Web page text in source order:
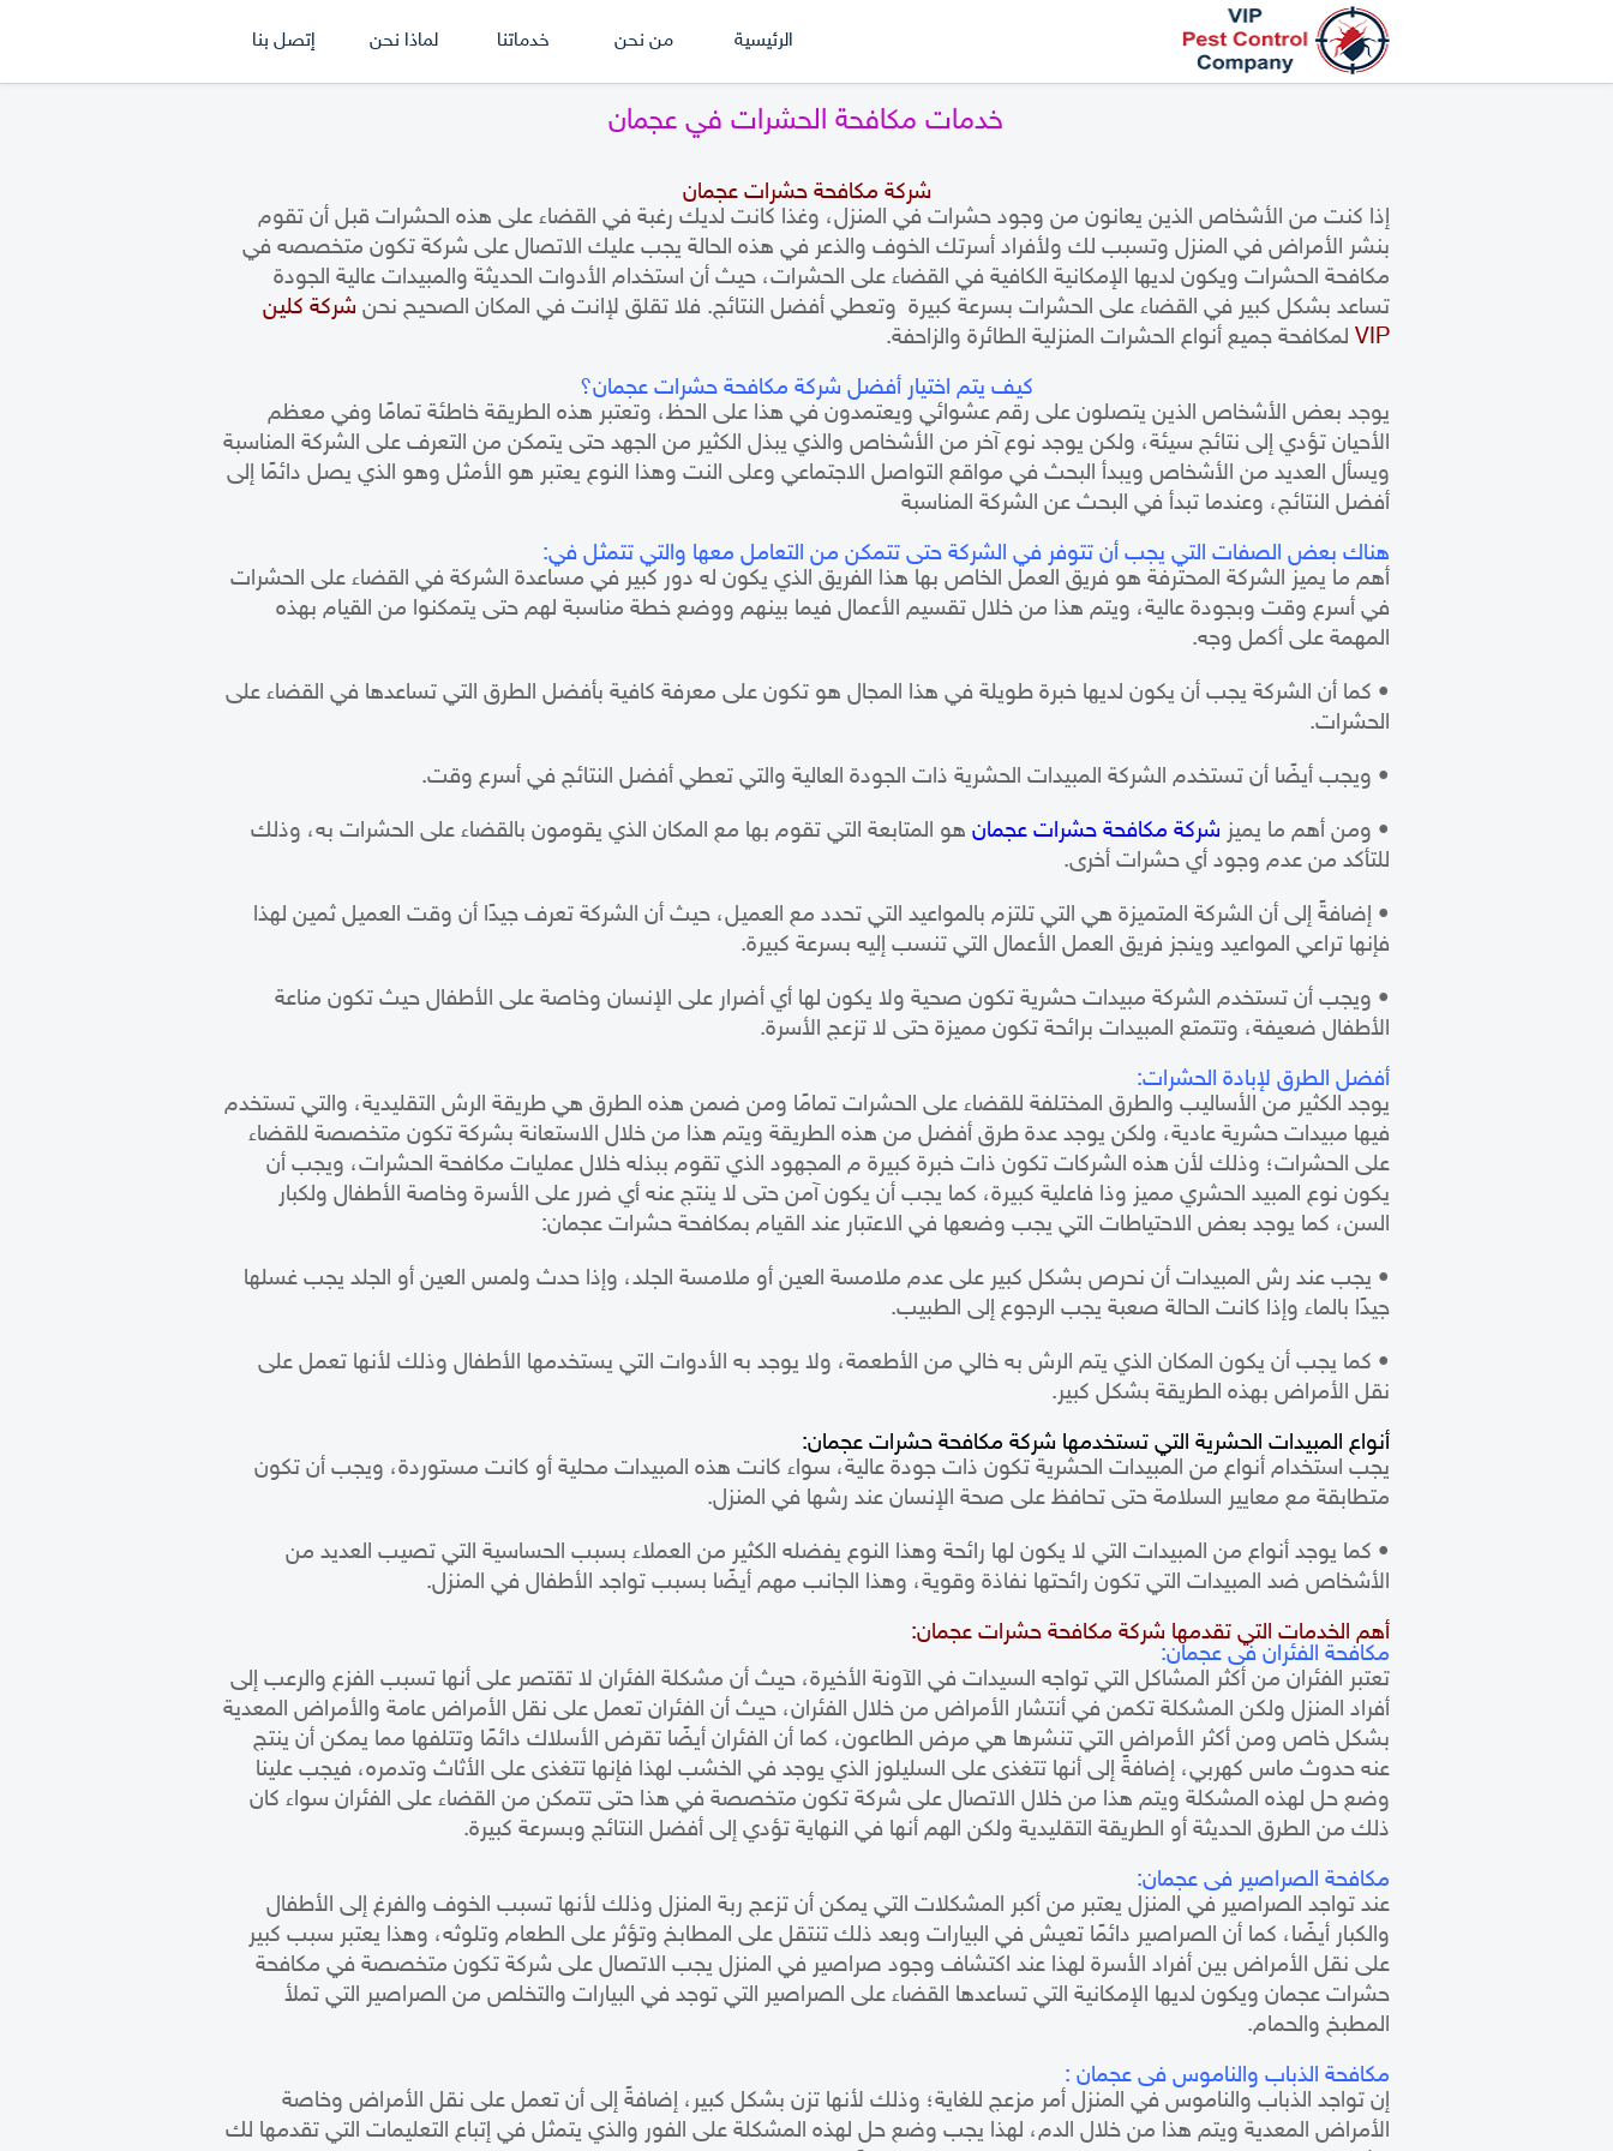
الرئيسية من نحن خدماتنا لماذا نحن إتصل بنا
خدمات مكافحة الحشرات في عجمان
شركة مكافحة حشرات عجمان
إذا كنت من الأشخاص الذين يعانون من وجود حشرات في المنزل، وغذا كانت لديك رغبة في القضاء على هذه الحشرات قبل أن تقوم
بنشر الأمراض في المنزل وتسبب لك ولأفراد أسرتك الخوف والذعر في هذه الحالة يجب عليك الاتصال على شركة تكون متخصصه في
مكافحة الحشرات ويكون لديها الإمكانية الكافية في القضاء على الحشرات، حيث أن استخدام الأدوات الحديثة والمبيدات عالية الجودة
تساعد بشكل كبير في القضاء على الحشرات بسرعة كبيرة وتعطي أفضل النتائج. فلا تقلق لإانت في المكان الصحيح نحن شركة كلين
VIP لمكافحة جميع أنواع الحشرات المنزلية الطائرة والزاحفة.
كيف يتم اختيار أفضل شركة مكافحة حشرات عجمان؟
يوجد بعض الأشخاص الذين يتصلون على رقم عشوائي ويعتمدون في هذا على الحظ، وتعتبر هذه الطريقة خاطئة تمامًا وفي معظم
الأحيان تؤدي إلى نتائج سيئة، ولكن يوجد نوع آخر من الأشخاص والذي يبذل الكثير من الجهد حتى يتمكن من التعرف على الشركة المناسبة
ويسأل العديد من الأشخاص ويبدأ البحث في مواقع التواصل الاجتماعي وعلى النت وهذا النوع يعتبر هو الأمثل وهو الذي يصل دائمًا إلى
أفضل النتائج، وعندما تبدأ في البحث عن الشركة المناسبة
هناك بعض الصفات التي يجب أن تتوفر في الشركة حتى تتمكن من التعامل معها والتي تتمثل في:
أهم ما يميز الشركة المحترفة هو فريق العمل الخاص بها هذا الفريق الذي يكون له دور كبير في مساعدة الشركة في القضاء على الحشرات
في أسرع وقت وبجودة عالية، ويتم هذا من خلال تقسيم الأعمال فيما بينهم ووضع خطة مناسبة لهم حتى يتمكنوا من القيام بهذه
المهمة على أكمل وجه.
• كما أن الشركة يجب أن يكون لديها خبرة طويلة في هذا المجال هو تكون على معرفة كافية بأفضل الطرق التي تساعدها في القضاء على
الحشرات.
• ويجب أيضًا أن تستخدم الشركة المبيدات الحشرية ذات الجودة العالية والتي تعطي أفضل النتائج في أسرع وقت.
• ومن أهم ما يميز شركة مكافحة حشرات عجمان هو المتابعة التي تقوم بها مع المكان الذي يقومون بالقضاء على الحشرات به، وذلك
للتأكد من عدم وجود أي حشرات أخرى.
• إضافةً إلى أن الشركة المتميزة هي التي تلتزم بالمواعيد التي تحدد مع العميل، حيث أن الشركة تعرف جيدًا أن وقت العميل ثمين لهذا
فإنها تراعي المواعيد وينجز فريق العمل الأعمال التي تنسب إليه بسرعة كبيرة.
• ويجب أن تستخدم الشركة مبيدات حشرية تكون صحية ولا يكون لها أي أضرار على الإنسان وخاصة على الأطفال حيث تكون مناعة
الأطفال ضعيفة، وتتمتع المبيدات برائحة تكون مميزة حتى لا تزعج الأسرة.
أفضل الطرق لإبادة الحشرات:
يوجد الكثير من الأساليب والطرق المختلفة للقضاء على الحشرات تمامًا ومن ضمن هذه الطرق هي طريقة الرش التقليدية، والتي تستخدم
فيها مبيدات حشرية عادية، ولكن يوجد عدة طرق أفضل من هذه الطريقة ويتم هذا من خلال الاستعانة بشركة تكون متخصصة للقضاء
على الحشرات؛ وذلك لأن هذه الشركات تكون ذات خبرة كبيرة م المجهود الذي تقوم ببذله خلال عمليات مكافحة الحشرات، ويجب أن
يكون نوع المبيد الحشري مميز وذا فاعلية كبيرة، كما يجب أن يكون آمن حتى لا ينتج عنه أي ضرر على الأسرة وخاصة الأطفال ولكبار
السن، كما يوجد بعض الاحتياطات التي يجب وضعها في الاعتبار عند القيام بمكافحة حشرات عجمان:
• يجب عند رش المبيدات أن نحرص بشكل كبير على عدم ملامسة العين أو ملامسة الجلد، وإذا حدث ولمس العين أو الجلد يجب غسلها
جيدًا بالماء وإذا كانت الحالة صعبة يجب الرجوع إلى الطبيب.
• كما يجب أن يكون المكان الذي يتم الرش به خالي من الأطعمة، ولا يوجد به الأدوات التي يستخدمها الأطفال وذلك لأنها تعمل على
نقل الأمراض بهذه الطريقة بشكل كبير.
أنواع المبيدات الحشرية التي تستخدمها شركة مكافحة حشرات عجمان:
يجب استخدام أنواع من المبيدات الحشرية تكون ذات جودة عالية، سواء كانت هذه المبيدات محلية أو كانت مستوردة، ويجب أن تكون
متطابقة مع معايير السلامة حتى تحافظ على صحة الإنسان عند رشها في المنزل.
• كما يوجد أنواع من المبيدات التي لا يكون لها رائحة وهذا النوع يفضله الكثير من العملاء بسبب الحساسية التي تصيب العديد من
الأشخاص ضد المبيدات التي تكون رائحتها نفاذة وقوية، وهذا الجانب مهم أيضًا بسبب تواجد الأطفال في المنزل.
أهم الخدمات التي تقدمها شركة مكافحة حشرات عجمان:
مكافحة الفئران فى عجمان:
تعتبر الفئران من أكثر المشاكل التي تواجه السيدات في الآونة الأخيرة، حيث أن مشكلة الفئران لا تقتصر على أنها تسبب الفزع والرعب إلى
أفراد المنزل ولكن المشكلة تكمن في أنتشار الأمراض من خلال الفئران، حيث أن الفئران تعمل على نقل الأمراض عامة والأمراض المعدية
بشكل خاص ومن أكثر الأمراض التي تنشرها هي مرض الطاعون، كما أن الفئران أيضًا تقرض الأسلاك دائمًا وتتلفها مما يمكن أن ينتج
عنه حدوث ماس كهربي، إضافةً إلى أنها تتغذى على السليلوز الذي يوجد في الخشب لهذا فإنها تتغذى على الأثاث وتدمره، فيجب علينا
وضع حل لهذه المشكلة ويتم هذا من خلال الاتصال على شركة تكون متخصصة في هذا حتى تتمكن من القضاء على الفئران سواء كان
ذلك من الطرق الحديثة أو الطريقة التقليدية ولكن الهم أنها في النهاية تؤدي إلى أفضل النتائج وبسرعة كبيرة.
مكافحة الصراصير فى عجمان:
عند تواجد الصراصير في المنزل يعتبر من أكبر المشكلات التي يمكن أن تزعج ربة المنزل وذلك لأنها تسبب الخوف والفرغ إلى الأطفال
والكبار أيضًا، كما أن الصراصير دائمًا تعيش في البيارات وبعد ذلك تنتقل على المطابخ وتؤثر على الطعام وتلوثه، وهذا يعتبر سبب كبير
على نقل الأمراض بين أفراد الأسرة لهذا عند اكتشاف وجود صراصير في المنزل يجب الاتصال على شركة تكون متخصصة في مكافحة
حشرات عجمان ويكون لديها الإمكانية التي تساعدها القضاء على الصراصير التي توجد في البيارات والتخلص من الصراصير التي تملأ
المطبخ والحمام.
مكافحة الذباب والناموس فى عجمان :
إن تواجد الذباب والناموس في المنزل أمر مزعج للغاية؛ وذلك لأنها تزن بشكل كبير، إضافةً إلى أن تعمل على نقل الأمراض وخاصة
الأمراض المعدية ويتم هذا من خلال الدم، لهذا يجب وضع حل لهذه المشكلة على الفور والذي يتمثل في إتباع التعليمات التي تقدمها لك